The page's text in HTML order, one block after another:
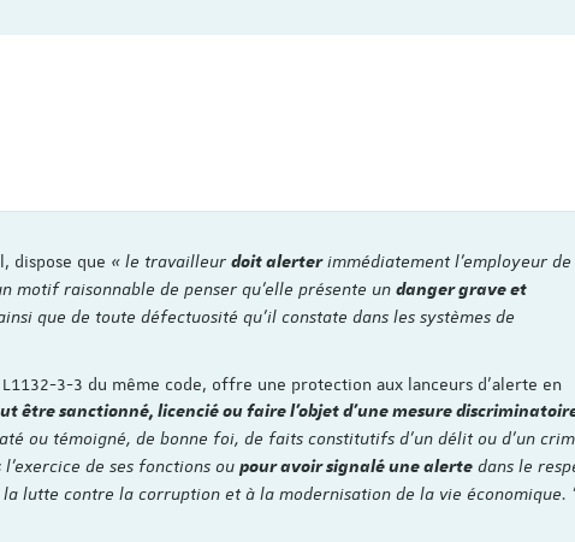
dispose que « le travailleur doit alerterimmédiatement l’employeur de
motif raisonnable de penser qu’elle présente un danger grave et
que de toute défectuosité qu’il constate dans les systèmes de
3-3 du même code, offre une protection aux lanceurs d’alerte en
être sanctionné, licencié ou faire l'objet d'une mesure
ou témoigné, de bonne foi, de faits constitutifs d'un délit ou d'un
de ses fonctions ou pour avoir signalé une alerte dans le
lutte contre la corruption et à la modernisation de la vie économique.